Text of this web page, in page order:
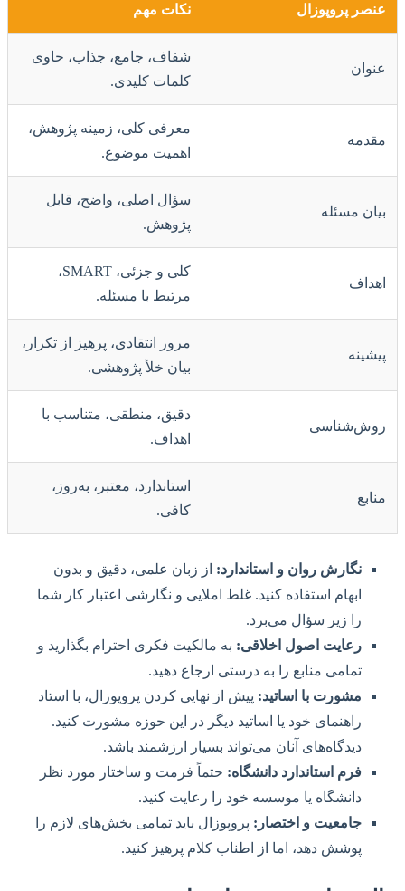
عنصر پروپوزال نکات مهم
عنوان
شفاف، جامع، جذاب، حاوی
کلمات کلیدی.
مقدمه
معرفی کلی، زمینه پژوهش،
اهمیت موضوع.
بیان مسئله
سؤال اصلی، واضح، قابل
پژوهش.
اهداف
کلی و جزئی، SMART،
مرتبط با مسئله.
پیشینه
مرور انتقادی، پرهیز از تکرار،
بیان خلأ پژوهشی.
روش‌شناسی
دقیق، منطقی، متناسب با
اهداف.
منابع
استاندارد، معتبر، به‌روز،
کافی.
نگارش روان و استاندارد: از زبان علمی، دقیق و بدون
ابهام استفاده کنید. غلط املایی و نگارشی اعتبار کار شما
را زیر سؤال می‌برد.
رعایت اصول اخلاقی: به مالکیت فکری احترام بگذارید و
تمامی منابع را به درستی ارجاع دهید.
مشورت با اساتید: پیش از نهایی کردن پروپوزال، با استاد
راهنمای خود یا اساتید دیگر در این حوزه مشورت کنید.
دیدگاه‌های آنان می‌تواند بسیار ارزشمند باشد.
فرم استاندارد دانشگاه: حتماً فرمت و ساختار مورد نظر
دانشگاه یا موسسه خود را رعایت کنید.
جامعیت و اختصار: پروپوزال باید تمامی بخش‌های لازم را
پوشش دهد، اما از اطناب کلام پرهیز کنید.